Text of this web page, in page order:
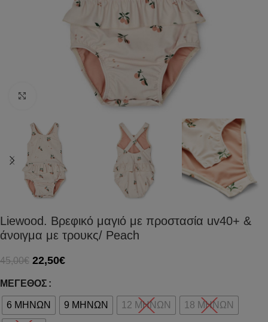
Liewood. Βρεφικό μαγιό με προστασία uv40+ &
άνοιγμα με τρουκς/ Peach
45,00€ 22,50€
ΜΈΓΕΘΟΣ
6 ΜΗΝΩΝ 9 ΜΗΝΩΝ 12 ΜΗΝΩΝ 18 ΜΗΝΩΝ